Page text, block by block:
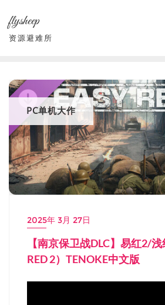
content
flysheep
资源避难所
PC单机大作
2025年 3月 27日
【南京保卫战DLC】易红2/
RED 2）TENOKE中文版